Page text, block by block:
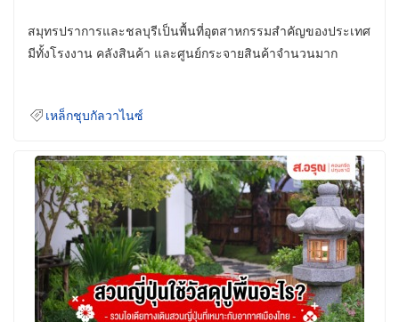
สมุทรปราการและชลบุรีเป็นพื้นที่อุตสาหกรรมสำคัญของประเทศ
มีทั้งโรงงาน คลังสินค้า และศูนย์กระจายสินค้าจำนวนมาก
เหล็กชุบกัลวาไนซ์